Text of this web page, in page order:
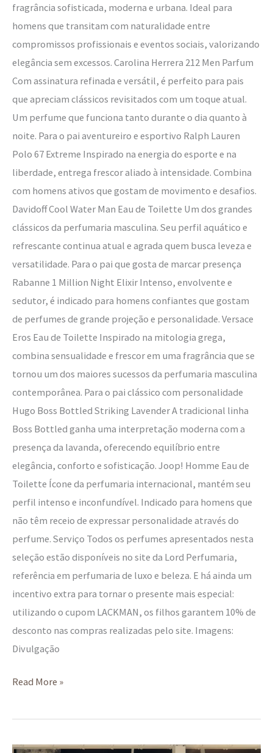
fragrância sofisticada, moderna e urbana. Ideal para
homens que transitam com naturalidade entre
compromissos profissionais e eventos sociais, valorizando
elegância sem excessos. Carolina Herrera 212 Men Parfum
Com assinatura refinada e versátil, é perfeito para pais
que apreciam clássicos revisitados com um toque atual.
Um perfume que funciona tanto durante o dia quanto à
noite. Para o pai aventureiro e esportivo Ralph Lauren
Polo 67 Extreme Inspirado na energia do esporte e na
liberdade, entrega frescor aliado à intensidade. Combina
com homens ativos que gostam de movimento e desafios.
Davidoff Cool Water Man Eau de Toilette Um dos grandes
clássicos da perfumaria masculina. Seu perfil aquático e
refrescante continua atual e agrada quem busca leveza e
versatilidade. Para o pai que gosta de marcar presença
Rabanne 1 Million Night Elixir Intenso, envolvente e
sedutor, é indicado para homens confiantes que gostam
de perfumes de grande projeção e personalidade. Versace
Eros Eau de Toilette Inspirado na mitologia grega,
combina sensualidade e frescor em uma fragrância que se
tornou um dos maiores sucessos da perfumaria masculina
contemporânea. Para o pai clássico com personalidade
Hugo Boss Bottled Striking Lavender A tradicional linha
Boss Bottled ganha uma interpretação moderna com a
presença da lavanda, oferecendo equilíbrio entre
elegância, conforto e sofisticação. Joop! Homme Eau de
Toilette Ícone da perfumaria internacional, mantém seu
perfil intenso e inconfundível. Indicado para homens que
não têm receio de expressar personalidade através do
perfume. Serviço Todos os perfumes apresentados nesta
seleção estão disponíveis no site da Lord Perfumaria,
referência em perfumaria de luxo e beleza. E há ainda um
incentivo extra para tornar o presente mais especial:
utilizando o cupom LACKMAN, os filhos garantem 10% de
desconto nas compras realizadas pelo site. Imagens:
Divulgação
Read More »